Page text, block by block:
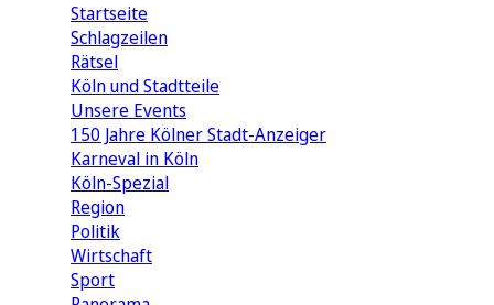
Startseite
Schlagzeilen
Rätsel
Köln und Stadtteile
Unsere Events
150 Jahre Kölner Stadt-Anzeiger
Karneval in Köln
Köln-Spezial
Region
Politik
Wirtschaft
Sport